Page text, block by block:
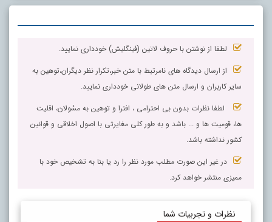
لطفا از نوشتن با حروف لاتین (فینگلیش) خودداری نمایید.
از ارسال دیدگاه های نامرتبط با متن خبر،تکرار نظر دیگران،توهین به
سایر کاربران و ارسال متن های طولانی خودداری نمایید.
لطفا نظرات بدون بی احترامی ، افترا و توهین به مسٔولان، اقلیت
ها، قومیت ها و ... باشد و به طور کلی مغایرتی با اصول اخلاقی و قوانین
کشور نداشته باشد.
در غیر این صورت مطلب مورد نظر را رد یا بنا به تشخیص خود با
ممیزی منتشر خواهد کرد.
نظرات و تجربیات شما